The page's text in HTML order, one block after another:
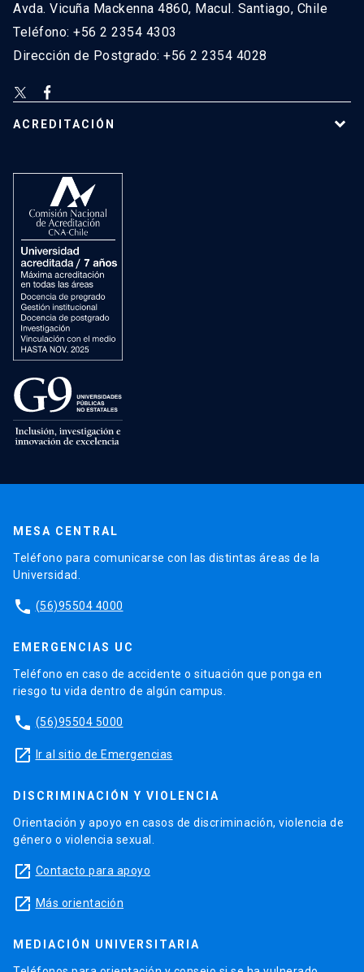
Avda. Vicuña Mackenna 4860, Macul. Santiago, Chile
Teléfono: +56 2 2354 4303
Dirección de Postgrado: +56 2 2354 4028
ACREDITACIÓN
MESA CENTRAL
Teléfono para comunicarse con las distintas áreas de la
Universidad.
phone (56)95504 4000
EMERGENCIAS UC
Teléfono en caso de accidente o situación que ponga en
riesgo tu vida dentro de algún campus.
phone (56)95504 5000
launch Ir al sitio de Emergencias
DISCRIMINACIÓN Y VIOLENCIA
Orientación y apoyo en casos de discriminación, violencia de
género o violencia sexual.
launch Contacto para apoyo
launch Más orientación
MEDIACIÓN UNIVERSITARIA